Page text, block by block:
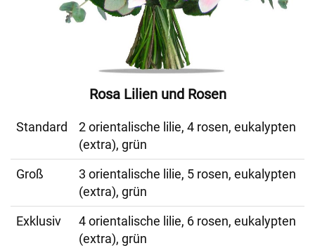
Rosa Lilien und Rosen
Standard
2 orientalische lilie, 4 rosen, eukalypten
(extra), grün
Groß
3 orientalische lilie, 5 rosen, eukalypten
(extra), grün
Exklusiv
4 orientalische lilie, 6 rosen, eukalypten
(extra), grün